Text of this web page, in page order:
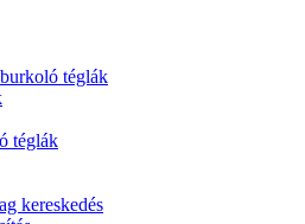
téglák
téglák
kereskedés